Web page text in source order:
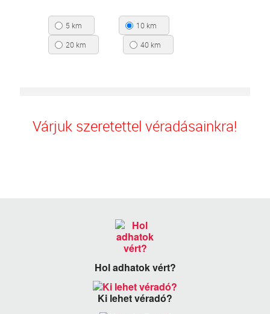
5 km
10 km
20 km
40 km
Várjuk szeretettel véradásainkra!
Hol adhatok vért?
Ki lehet véradó?